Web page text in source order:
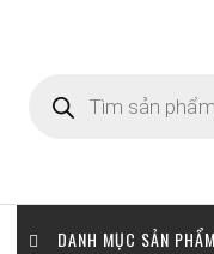
kiếm
sản
DANH MỤC SẢN PHẨM